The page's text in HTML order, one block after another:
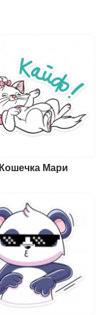
Кошечка Мари